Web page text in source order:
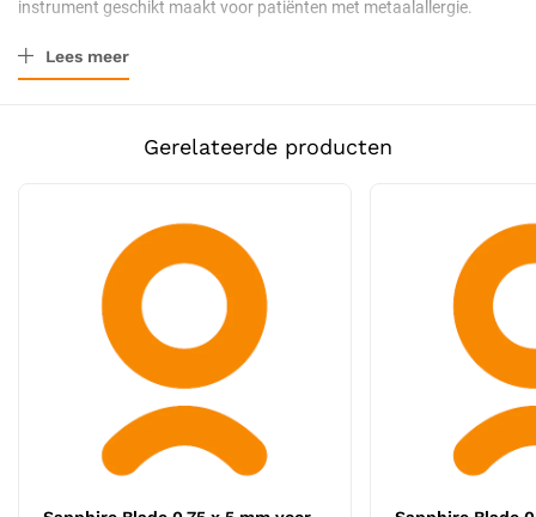
instrument geschikt maakt voor patiënten met metaalallergie.
Eigenschappen
Materiaal: synthetische sapphire-kristal
Volledig autoclaveerbaar tot 134 °C
Hypoallergeen voor patiënten met metaalallergie
Gemonteerd op bladehandle (art. 180-XXX of 370-101
titanium)
Meslengte 1,10 mm
: voor de tussenzone tussen hairline en
crown bij twee-haargrafts. Dit is de meest gebruikte diameter
in een gemiddelde FUE / DHI procedure.
De 5 mm lengte is de standaard voor patiënten met
gemiddelde tot dunne huiddikte. Het kortere mes geeft
Lees meer
Gerelateerde producten